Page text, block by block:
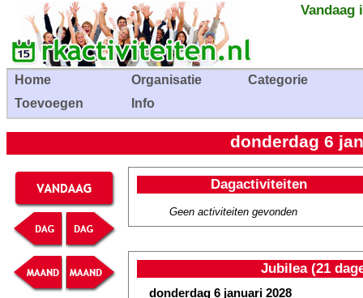
Vandaag
Home Organisatie
Categorie
Toevoegen
Info
donderdag 6
Dagactiviteiten
Geen activiteiten gevonden
Jubilea (21
donderdag 6 januari 2028